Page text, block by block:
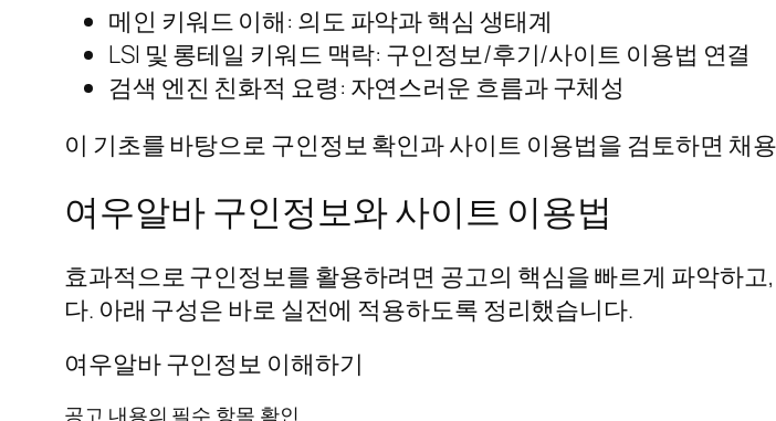
메인 키워드 이해: 의도 파악과 핵심 생태계
LSI 및 롱테일 키워드 맥락: 구인정보/후기/사이트 이용법 연결
검색 엔진 친화적 요령: 자연스러운 흐름과 구체성
이 기초를 바탕으로 구인정보 확인과 사이트 이용법을 검토하면 채
여우알바 구인정보와 사이트 이용법
효과적으로 구인정보를 활용하려면 공고의 핵심을 빠르게 파악하
다. 아래 구성은 바로 실전에 적용하도록 정리했습니다.
여우알바 구인정보 이해하기
공고 내용의 필수 항목 확인